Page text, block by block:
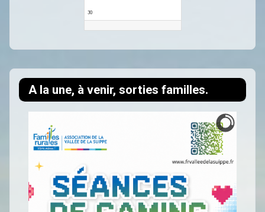
A la une, à venir, sorties familles.
30